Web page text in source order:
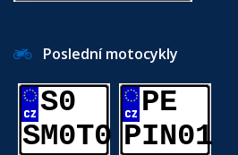
Poslední motocykly
S0
SM0T0
PE
PIN01